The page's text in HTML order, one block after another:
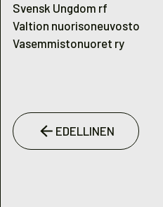
Svensk Ungdom rf
Valtion nuorisoneuvosto
Vasemmistonuoret ry
EDELLINEN